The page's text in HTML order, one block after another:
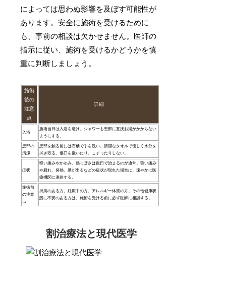
によっては思わぬ影響を及ぼす可能性が
あります。安全に施術を受けるために
も、事前の相談は欠かせません。医師の
指示に従い、施術を受けるかどうかを慎
重に判断しましょう。
施術
後の
注意
点
詳細
入浴
施術当日は入浴を避け、シャワーも患部に直接お湯がかからない
ようにする。
患部の
清潔
患部を触る前には石鹸で手を洗い、清潔なタオルで優しく水分を
拭き取る。傷口を掻いたり、こすったりしない。
症状
軽い痛みやかゆみ、熱っぽさは数日で治まるのが通常。強い痛み
や腫れ、発熱、膿が出るなどの症状が現れた場合は、速やかに医
療機関に連絡する。
施術前
の注意
点
持病のある方、妊娠中の方、アレルギー体質の方、その他健康状
態に不安のある方は、施術を受ける前に必ず医師に相談する。
割治療法と現代医学